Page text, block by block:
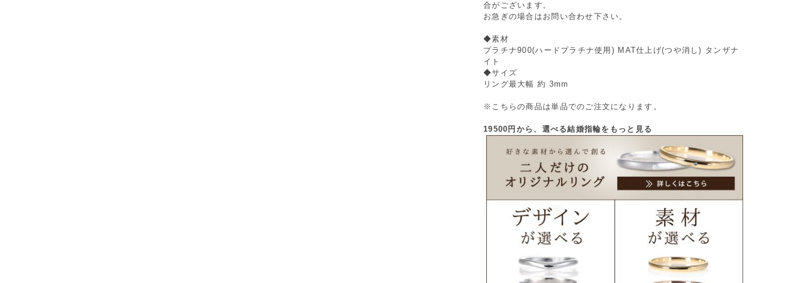
合がございます。
お急ぎの場合はお問い合わせ下さい。
◆素材
プラチナ900(ハードプラチナ使用) MAT仕上げ(つや消し) タンザナ
イト
◆サイズ
リング最大幅 約 3mm
※こちらの商品は単品でのご注文になります。
19500円から、選べる結婚指輪をもっと見る